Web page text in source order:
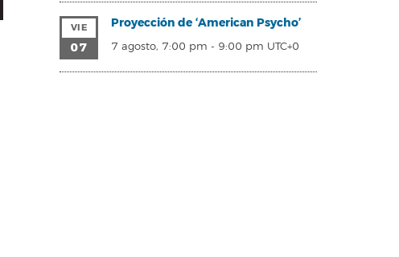
VIE
07
Proyección de ‘American Psycho’
7 agosto, 7:00 pm - 9:00 pm UTC+0